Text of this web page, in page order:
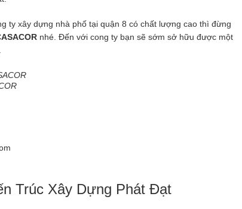
ty xây dựng nhà phố tại quận 8 có chất lượng cao thì đừng
nhé. Đến với cong ty bạn sẽ sớm sở hữu được một
Trúc Xây Dựng Phát Đạt